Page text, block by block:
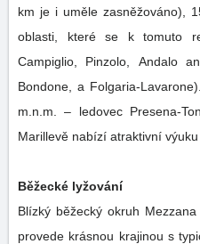
km je i uměle zasněžováno),
oblasti, které se k tomuto
Campiglio, Pinzolo, Andalo
Bondone, a Folgaria-
m.n.m. – ledovec Presena-
Marillevě nabízí atraktivní
Běžecké lyžování
Blízký běžecký okruh
provede krásnou krajinou s